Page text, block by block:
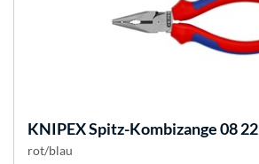
KNIPEXSpitz-Kombizange 08
rot/blau